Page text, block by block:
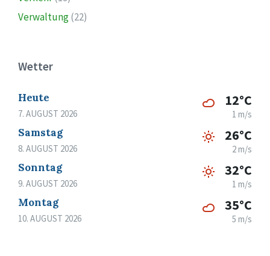
Verwaltung(22)
Wetter
Heute
7. AUGUST 2026
12°C
1 m/s
Samstag
8. AUGUST 2026
26°C
2 m/s
Sonntag
9. AUGUST 2026
32°C
1 m/s
Montag
10. AUGUST 2026
35°C
5 m/s